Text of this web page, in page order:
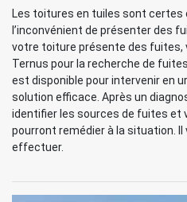
Les toitures en tuiles sont
l’inconvénient de présenter des
votre toiture présente des fuites,
Ternus pour la recherche de
est disponible pour intervenir en
solution efficace. Après un
identifier les sources de fuites et
pourront remédier à la situation.
effectuer.